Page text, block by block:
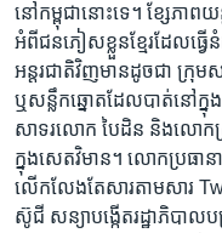
នៅ​​​កម្ពុជា​នោះ​ទេ។ ខ្សែភាព
អំពីជនភៀសខ្លួនខ្មែរដែលធ្វ
អន្តរជាតិវិញមានដូចជា ក្រុម
ឬសន្លឹកឆ្នោតដែលបាត់នៅក្នុ
សាទរលោក បៃដិន និងលោក
ក្នុងសេតវិមាន។ លោកប្រធា
លើកលែងតែសារតាមសារ
ស៊ូជី សន្យាបង្កើតរដ្ឋាភិបាល